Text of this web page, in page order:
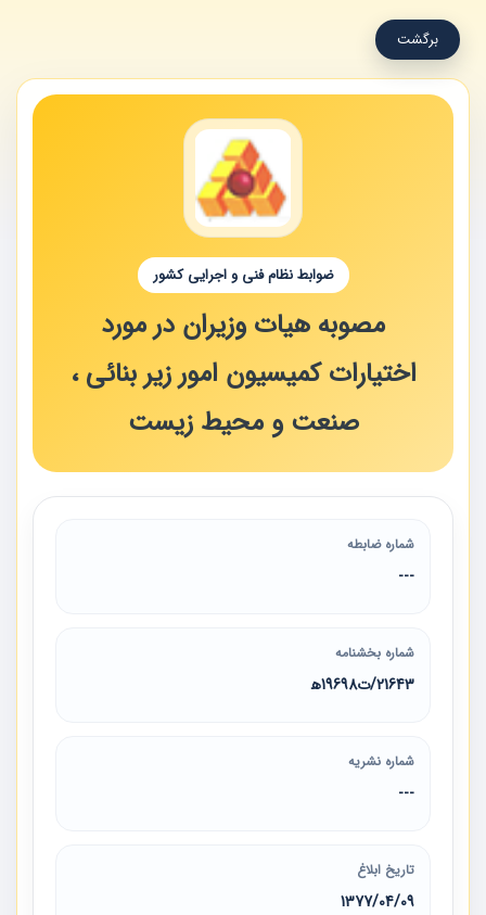
برگشت
ضوابط نظام فنی و اجرایی کشور
مصوبه هیات وزیران در مورد
اختیارات کمیسیون امور زیر بنائی ،
صنعت و محیط زیست
شماره ضابطه
---
شماره بخشنامه
21643/ت19698ه‍
شماره نشریه
---
تاریخ ابلاغ
1377/04/09